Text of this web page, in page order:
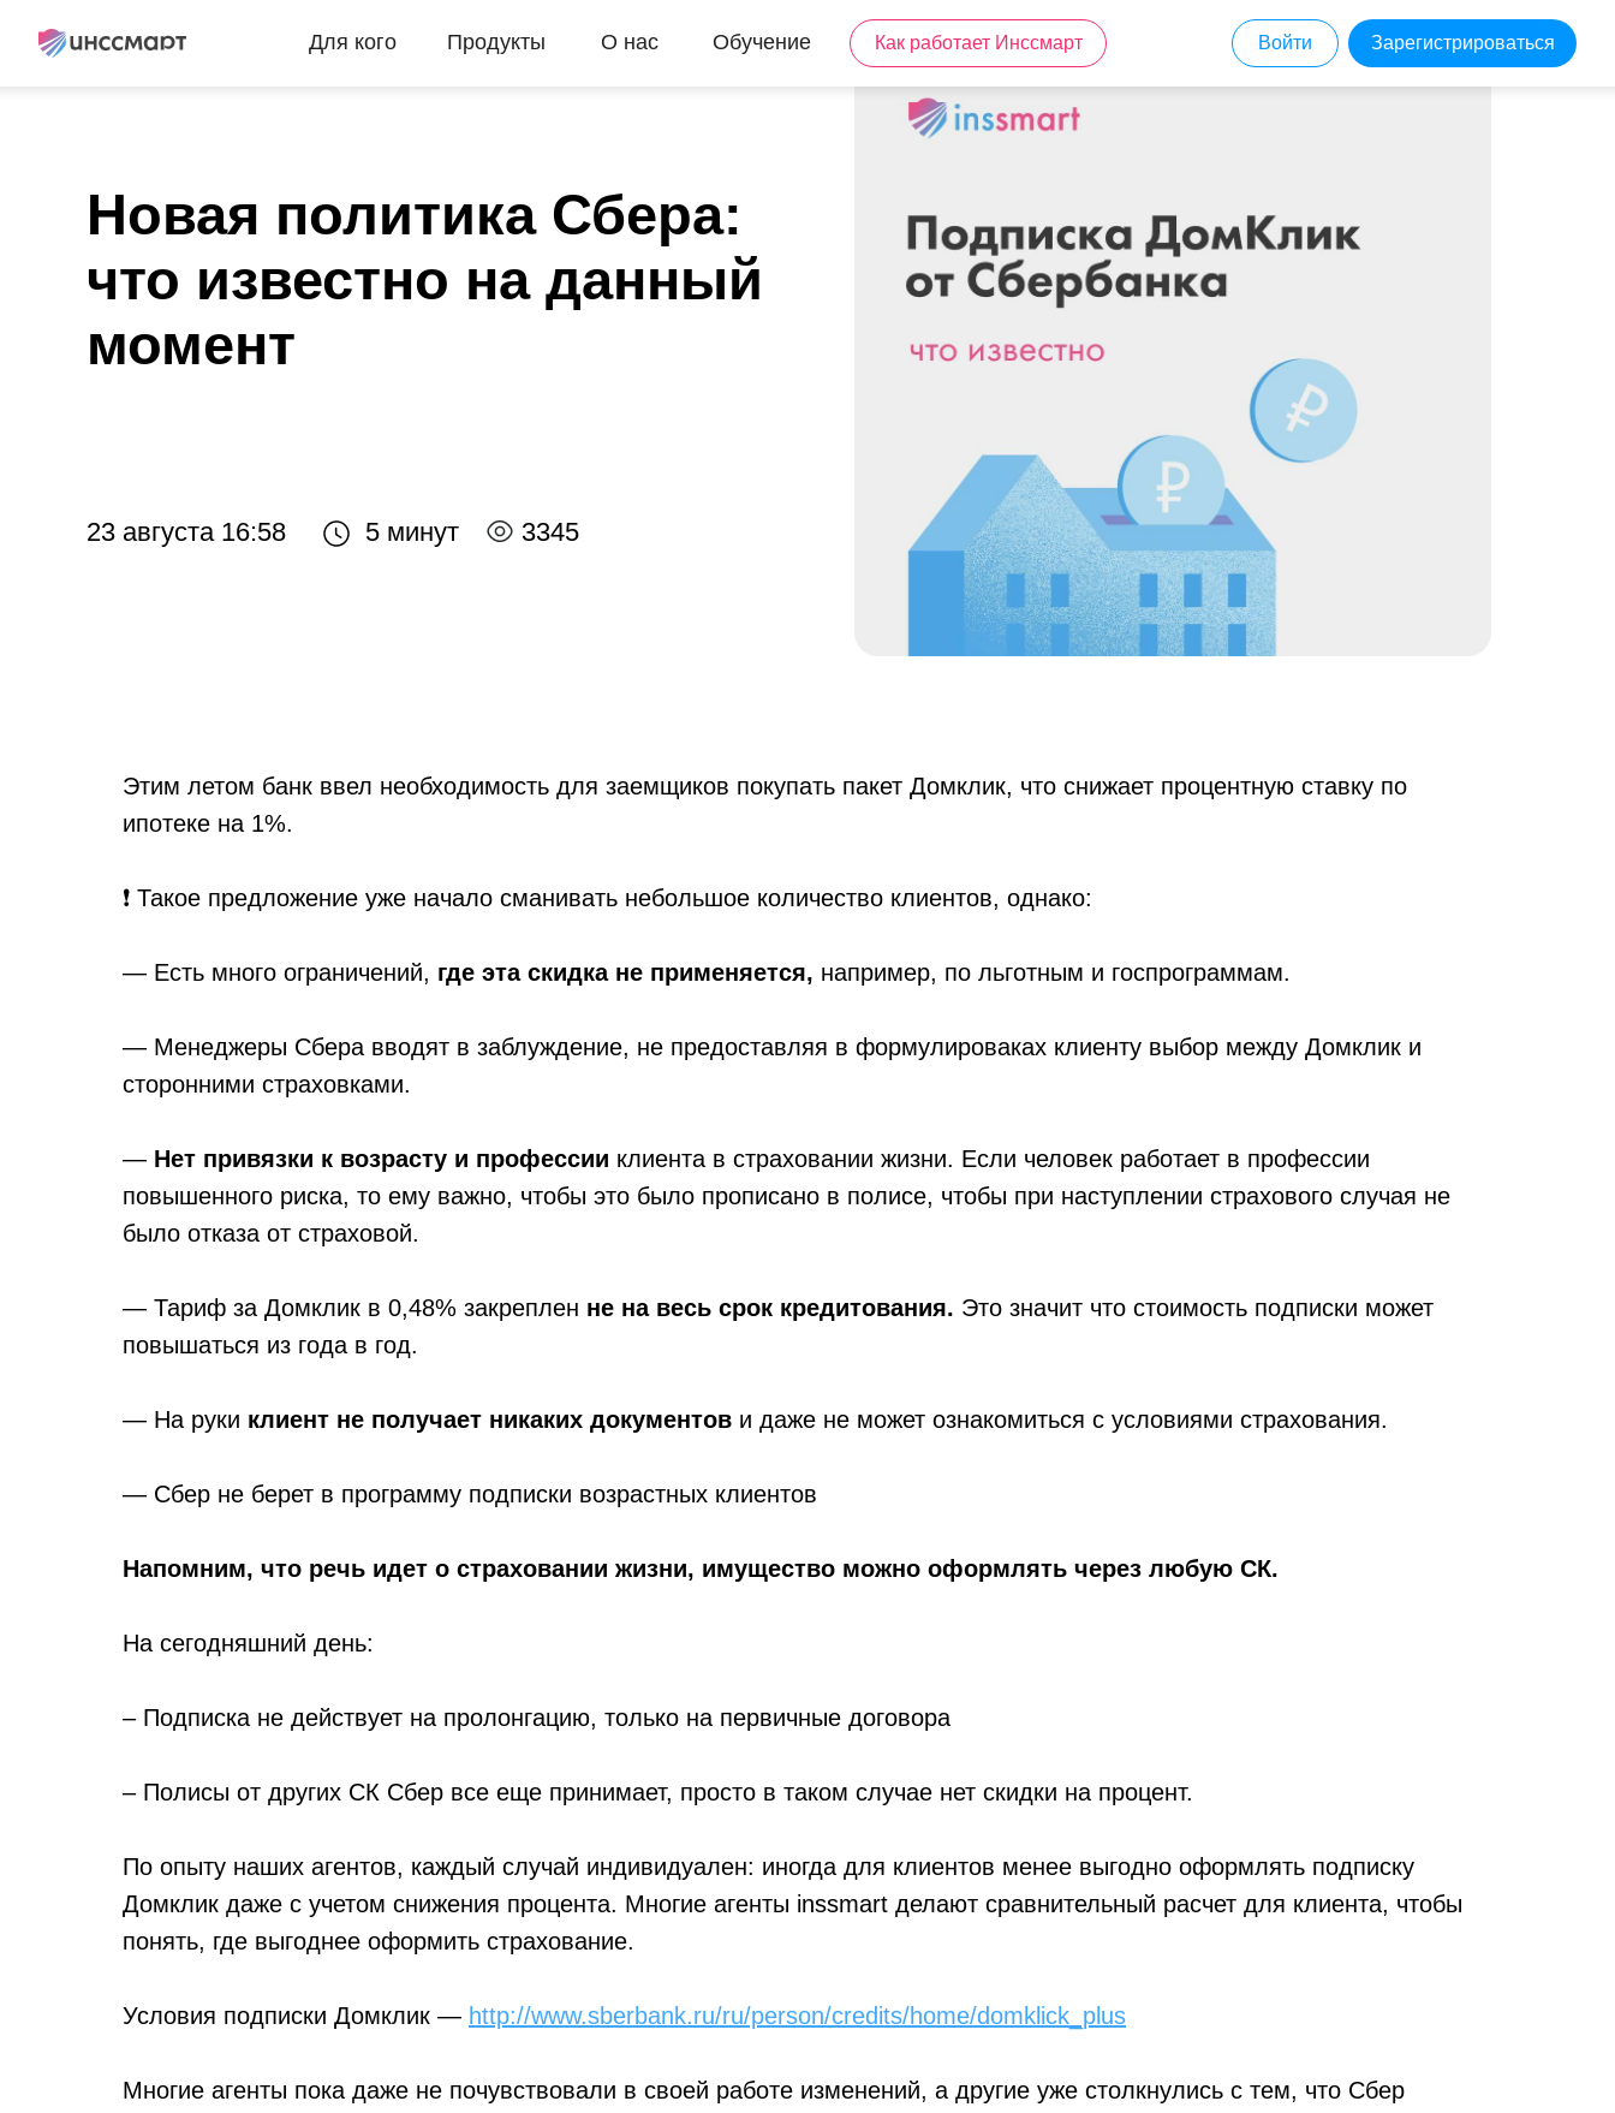
Зарегистрироваться
Как работает Инссмарт Войти
Для кого Продукты О нас Обучение
Новая политика Сбера:
что известно на данный
момент
3345
5 минут
23 августа 16:58
Этим летом банк ввел необходимость для заемщиков покупать пакет Домклик, что снижает процентную ставку по
ипотеке на 1%.
❗️ Такое предложение уже начало сманивать небольшое количество клиентов, однако:
— Есть много ограничений, где эта скидка не применяется, например, по льготным и госпрограммам.
— Менеджеры Сбера вводят в заблуждение, не предоставляя в формулироваках клиенту выбор между Домклик и
сторонними страховками.
— Нет привязки к возрасту и профессии клиента в страховании жизни. Если человек работает в профессии
повышенного риска, то ему важно, чтобы это было прописано в полисе, чтобы при наступлении страхового случая не
было отказа от страховой.
— Тариф за Домклик в 0,48% закреплен не на весь срок кредитования. Это значит что стоимость подписки может
повышаться из года в год.
— На руки клиент не получает никаких документов и даже не может ознакомиться с условиями страхования.
— Сбер не берет в программу подписки возрастных клиентов
Напомним, что речь идет о страховании жизни, имущество можно оформлять через любую СК.
На сегодняшний день:
– Подписка не действует на пролонгацию, только на первичные договора
– Полисы от других СК Сбер все еще принимает, просто в таком случае нет скидки на процент.
По опыту наших агентов, каждый случай индивидуален: иногда для клиентов менее выгодно оформлять подписку
Домклик даже с учетом снижения процента. Многие агенты inssmart делают сравнительный расчет для клиента, чтобы
понять, где выгоднее оформить страхование.
Условия подписки Домклик — http://www.sberbank.ru/ru/person/credits/home/domklick_plus
Многие агенты пока даже не почувствовали в своей работе изменений, а другие уже столкнулись с тем, что Сбер